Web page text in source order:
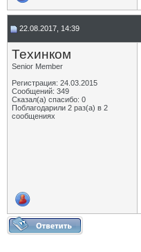
22.08.2017, 14:39
Техинком
Senior Member
Регистрация: 24.03.2015
Сообщений: 349
Сказал(а) спасибо: 0
Поблагодарили 2 раз(а) в 2
сообщениях